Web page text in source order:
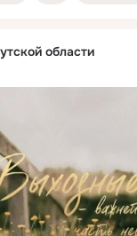
области